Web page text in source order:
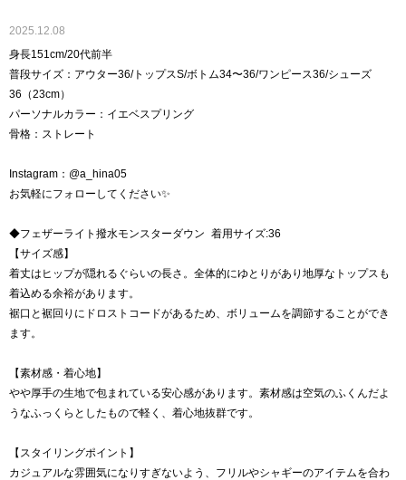
2025.12.08
身長151cm/20代前半
普段サイズ：アウター36/トップスS/ボトム34〜36/ワンピース36/シューズ
36（23cm）
パーソナルカラー：イエベスプリング
骨格：ストレート
Instagram：@a_hina05
お気軽にフォローしてください✨
◆フェザーライト撥水モンスターダウン 着用サイズ:36
【サイズ感】
着丈はヒップが隠れるぐらいの長さ。全体的にゆとりがあり地厚なトップスも
着込める余裕があります。
裾口と裾回りにドロストコードがあるため、ボリュームを調節することができ
ます。
【素材感・着心地】
やや厚手の生地で包まれている安心感があります。素材感は空気のふくんだよ
うなふっくらとしたもので軽く、着心地抜群です。
【スタイリングポイント】
カジュアルな雰囲気になりすぎないよう、フリルやシャギーのアイテムを合わ